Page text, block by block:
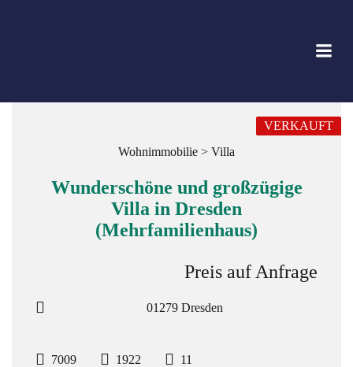
Wohnimmobilie > Villa
VERKAUFT
Wunderschöne und großzügige
Villa in Dresden
(Mehrfamilienhaus)
01279 Dresden
Preis auf Anfrage
7009 1922 11